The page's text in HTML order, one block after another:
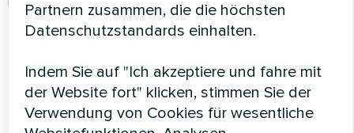
Mycond 26.11.2025 Entfeuchtung und Befeuchtung
Schwimmbäder: Leistungsberechnung und
Bekämpfung der Feuchtigkeit
Partnern zusammen, die die höchsten
Datenschutzstandards einhalten.
Indem Sie auf "Ich akzeptiere und fahre mit
der Website fort" klicken, stimmen Sie der
Verwendung von Cookies für wesentliche